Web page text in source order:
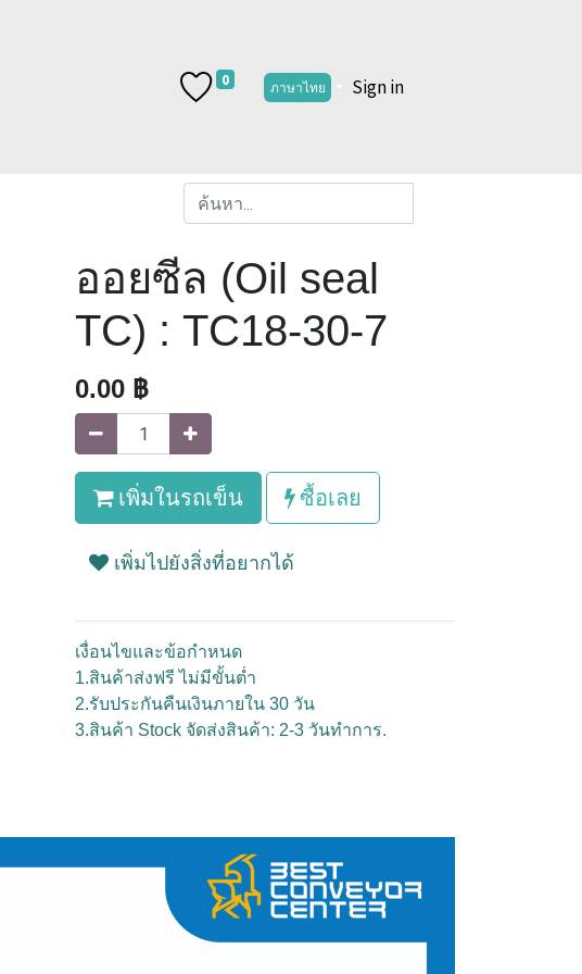
0 ภาษาไทย Sign in
ออยซีล (Oil seal
TC) : TC18-30-7
0.00 ฿
เพิ่มในรถเข็น ซื้อเลย
เพิ่มไปยังสิ่งที่อยากได้
เงื่อนไขและข้อกำหนด
1.สินค้าส่งฟรี ไม่มีขั้นต่ำ
2.รับประกันคืนเงินภายใน 30 วัน
3.สินค้า Stock จัดส่งสินค้า: 2-3 วันทำการ.